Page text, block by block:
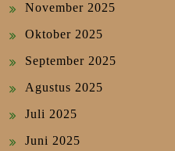
November 2025
Oktober 2025
September 2025
Agustus 2025
Juli 2025
Juni 2025